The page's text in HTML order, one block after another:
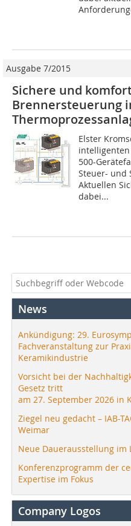
Ausgabe 7/2015
Sichere und
Brennersteuerung
Elster
500-
Steuer- und
Aktuellen
dabei...
News
Ankündigung: 29.
Fachveranstaltung zur
Keramikindustrie
Vorsicht bei der
Gesetz tritt
am 27. September 2026 in
Ziegel neu gedacht – IAB-
Weimar
Neue Dauerausstellung im
Konferenzprogramm der
Expertise im Fokus
Company Logos